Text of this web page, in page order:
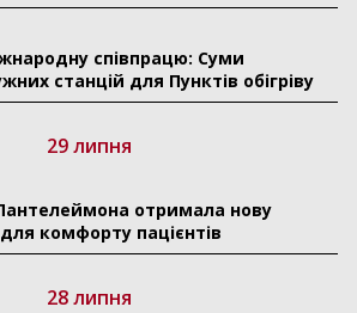
співпрацю: Суми
станцій для Пунктів обігріву
29 липня
отримала нову
комфорту пацієнтів
28 липня